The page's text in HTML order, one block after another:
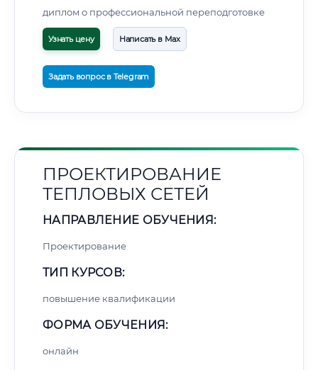
диплом о профессиональной переподготовке
Узнать цену Написать в Max
Задать вопрос в Telegram
ПРОЕКТИРОВАНИЕ
ТЕПЛОВЫХ СЕТЕЙ
НАПРАВЛЕНИЕ ОБУЧЕНИЯ:
Проектирование
ТИП КУРСОВ:
повышение квалификации
ФОРМА ОБУЧЕНИЯ:
онлайн